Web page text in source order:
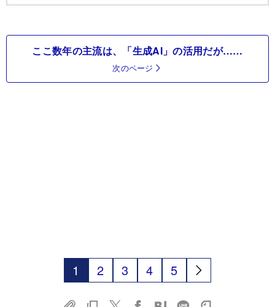
ここ数年の主流は、「生成AI」の活用だが……
次のページ
1 2 3 4 5